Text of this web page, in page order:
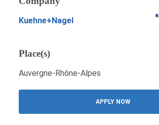
Kuehne+Nagel
Place(s)
Auvergne-Rhône-Alpes
APPLY NOW